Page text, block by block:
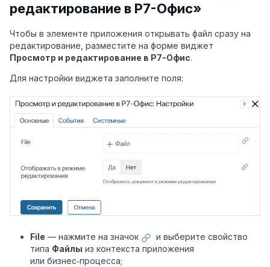
редактирование в Р7-Офис»
Чтобы в элементе приложения открывать файл сразу на
редактирование, разместите на форме виджет
Просмотр и редактирование в Р7-Офис.
Для настройки виджета заполните поля:
File — нажмите на значок
и выберите свойство
типа Файлы из контекста приложения
или бизнес‑процесса;